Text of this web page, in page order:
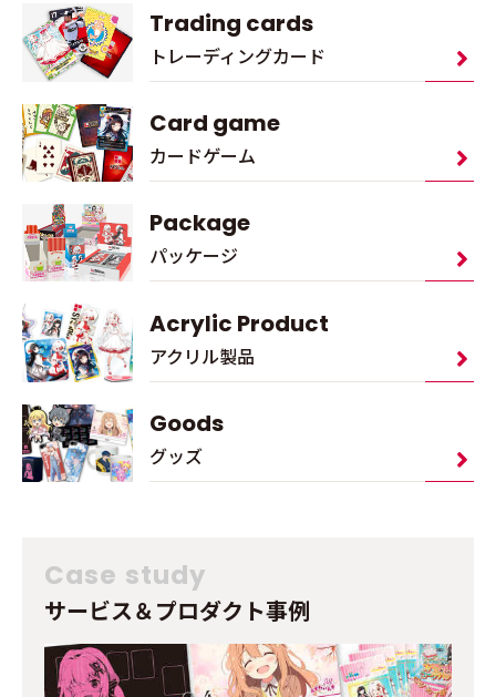
Trading cards
トレーディングカード
Card game
カードゲーム
Package
パッケージ
Acrylic Product
アクリル製品
Goods
グッズ
Case study
サービス＆プロダクト事例